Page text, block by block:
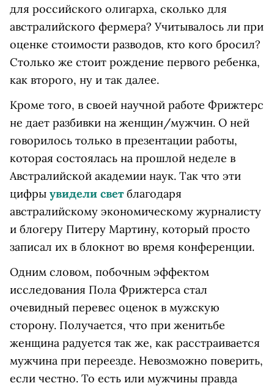
для российского олигарха, сколько для
австралийского фермера? Учитывалось ли при
оценке стоимости разводов, кто кого бросил?
Столько же стоит рождение первого ребенка,
как второго, ну и так далее.
Кроме того, в своей научной работе Фрижтерс
не дает разбивки на женщин/мужчин. О ней
говорилось только в презентации работы,
которая состоялась на прошлой неделе в
Австралийской академии наук. Так что эти
цифры увидели светблагодаря
австралийскому экономическому журналисту
и блогеру Питеру Мартину, который просто
записал их в блокнот во время конференции.
Одним словом, побочным эффектом
исследования Пола Фрижтерса стал
очевидный перевес оценок в мужскую
сторону. Получается, что при женитьбе
женщина радуется так же, как расстраивается
мужчина при переезде. Невозможно поверить,
если честно. То есть или мужчины правда